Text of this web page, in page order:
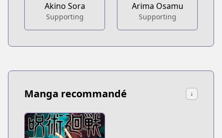
Akino Sora
Supporting
Arima Osamu
Supporting
Manga recommandé ↓